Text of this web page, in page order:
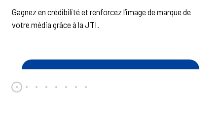
Gagnez en crédibilité et renforcez l’image de marque de
votre média grâce à la JTI.
Crédibilité